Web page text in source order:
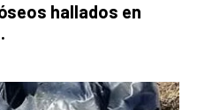
hallados en